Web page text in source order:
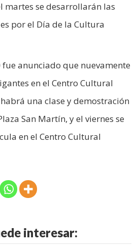
martes se desarrollarán las
por el Día de la Cultura
fue anunciado que nuevamente
en el Centro Cultural
una clase y demostración
San Martín, y el viernes se
en el Centro Cultural
interesar: